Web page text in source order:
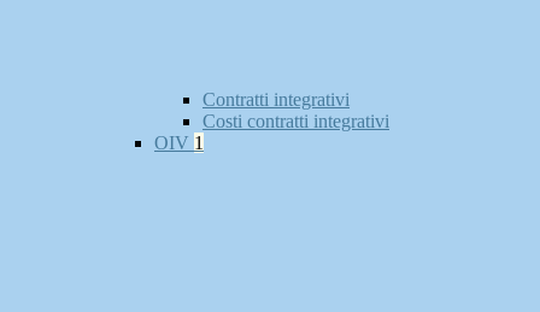
Contratti integrativi
Costi contratti integrativi
OIV 1